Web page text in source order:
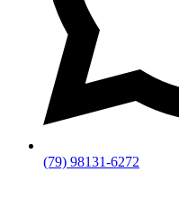
(79) 98131-6272